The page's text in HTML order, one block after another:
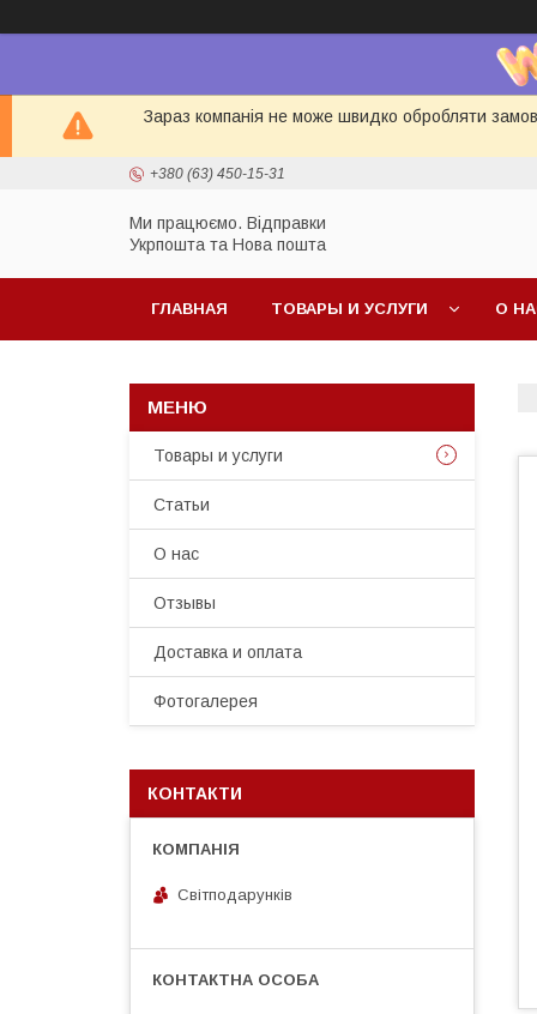
Зараз компанія не може швидко обробляти
+380 (63) 450-15-31
Ми працюємо. Відправки
Укрпошта та Нова пошта
ГЛАВНАЯ ТОВАРЫ И УСЛУГИ О
Товары и услуги
Статьи
О нас
Отзывы
Доставка и оплата
Фотогалерея
КОНТАКТИ
Світподарунків